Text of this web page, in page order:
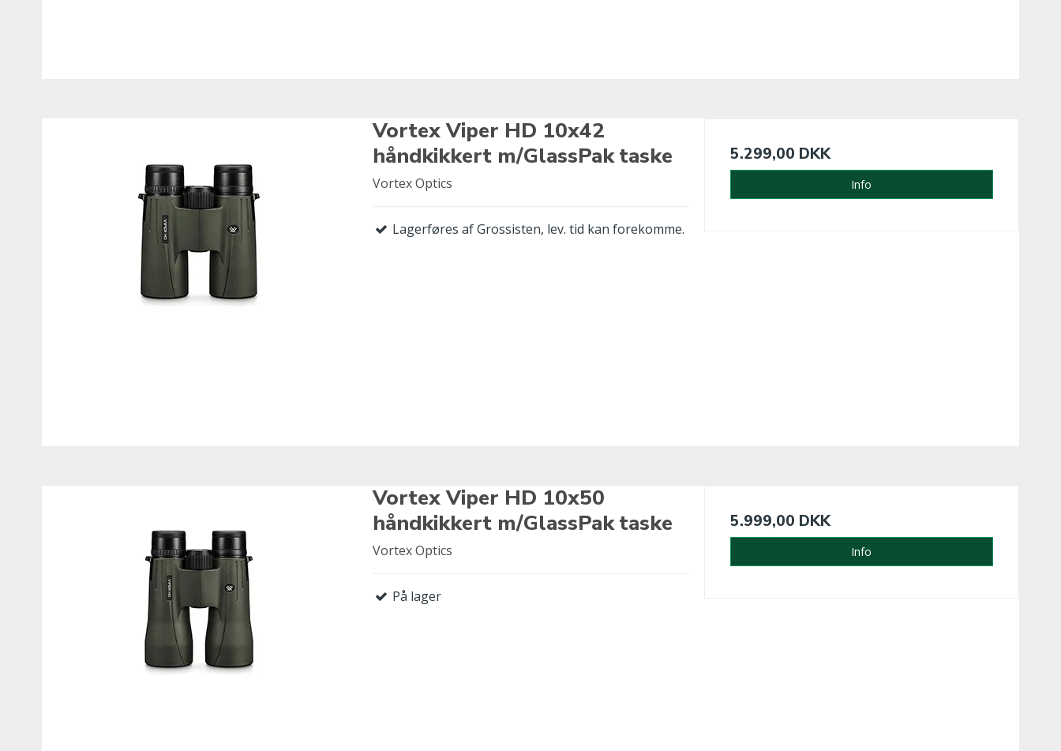
Vortex Viper HD 10x42
håndkikkert m/GlassPak taske
Vortex Optics
Lagerføres af Grossisten, lev. tid kan forekomme.
5.299,00 DKK
Info
Vortex Viper HD 10x50
håndkikkert m/GlassPak taske
Vortex Optics
På lager
5.999,00 DKK
Info